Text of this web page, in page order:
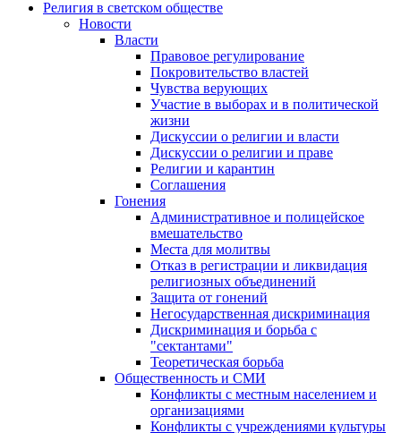
Религия в светском обществе
Новости
Власти
Правовое регулирование
Покровительство властей
Чувства верующих
Участие в выборах и в политической
жизни
Дискуссии о религии и власти
Дискуссии о религии и праве
Религии и карантин
Соглашения
Гонения
Административное и полицейское
вмешательство
Места для молитвы
Отказ в регистрации и ликвидация
религиозных объединений
Защита от гонений
Негосударственная дискриминация
Дискриминация и борьба с
"сектантами"
Теоретическая борьба
Общественность и СМИ
Конфликты с местным населением и
организациями
Конфликты с учреждениями культуры